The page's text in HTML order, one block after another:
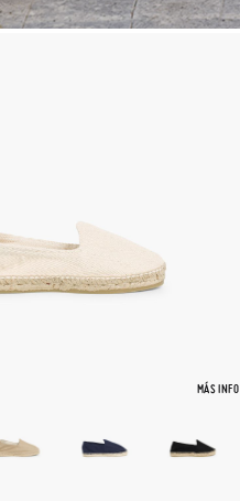
MÁS INFO